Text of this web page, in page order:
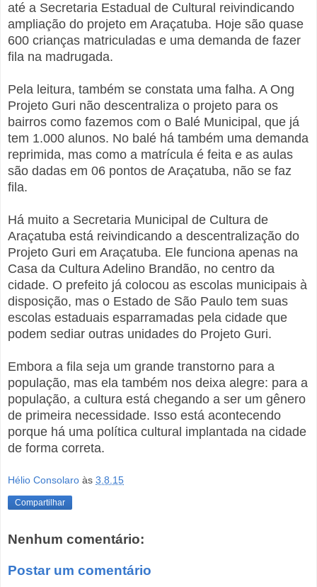
até a Secretaria Estadual de Cultural reivindicando
ampliação do projeto em Araçatuba. Hoje são quase
600 crianças matriculadas e uma demanda de fazer
fila na madrugada.
Pela leitura, também se constata uma falha. A Ong
Projeto Guri não descentraliza o projeto para os
bairros como fazemos com o Balé Municipal, que já
tem 1.000 alunos. No balé há também uma demanda
reprimida, mas como a matrícula é feita e as aulas
são dadas em 06 pontos de Araçatuba, não se faz
fila.
Há muito a Secretaria Municipal de Cultura de
Araçatuba está reivindicando a descentralização do
Projeto Guri em Araçatuba. Ele funciona apenas na
Casa da Cultura Adelino Brandão, no centro da
cidade. O prefeito já colocou as escolas municipais à
disposição, mas o Estado de São Paulo tem suas
escolas estaduais esparramadas pela cidade que
podem sediar outras unidades do Projeto Guri.
Embora a fila seja um grande transtorno para a
população, mas ela também nos deixa alegre: para a
população, a cultura está chegando a ser um gênero
de primeira necessidade. Isso está acontecendo
porque há uma política cultural implantada na cidade
de forma correta.
Hélio Consolaro às 3.8.15
Compartilhar
Nenhum comentário:
Postar um comentário